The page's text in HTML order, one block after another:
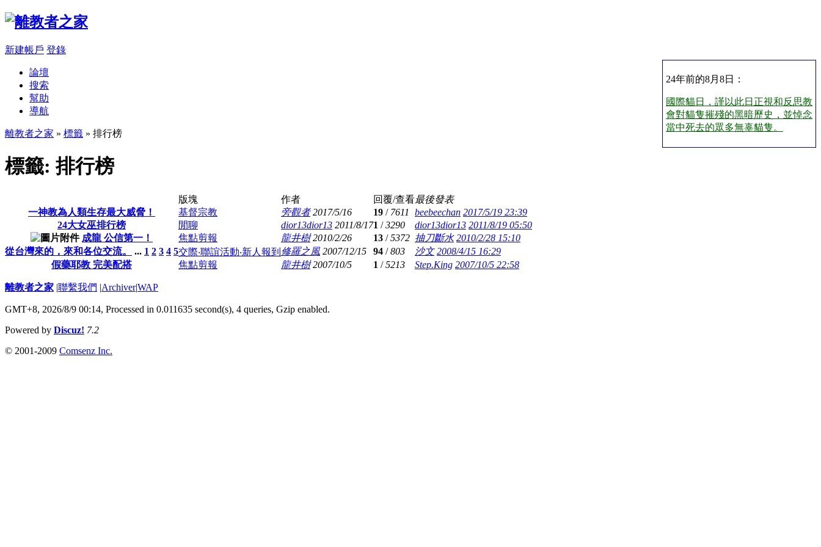
新建帳戶 登錄
24年前的8月8日：
國際貓日，謹以此日正視和反思教
會對貓隻摧殘的黑暗歷史，並悼念
當中死去的眾多無辜貓隻。
論壇
搜索
幫助
導航
離教者之家 » 標籤 » 排行榜
標籤: 排行榜
版塊 作者 回覆/查看最後發表
一神教為人類生存最大威脅！
基督宗教 旁觀者 2017/5/16 19 / 7611 beebeechan 2017/5/19 23:39
24大女巫排行榜
閒聊 dior13dior13 2011/8/171 /3290 dior13dior13 2011/8/19 05:50
成龍 公信第一！
焦點剪報 龍井樹 2010/2/26 13 /5372 抽刀斷水 2010/2/28 15:10
從台灣來的，來和各位交流。
... 1 2 3 4 5交際‧聯誼活動‧新人報到 修羅之風 2007/12/15 94 /803 沙文 2008/4/15 16:29
假藥耶教 完美配搭
焦點剪報 龍井樹 2007/10/5 1 /5213 Step.King 2007/10/5 22:58
離教者之家 |聯繫我們 |Archiver|WAP
GMT+8, 2026/8/9 00:14, Processed in 0.011635 second(s), 4 queries, Gzip enabled.
Powered by Discuz! 7.2
© 2001-2009 Comsenz Inc.